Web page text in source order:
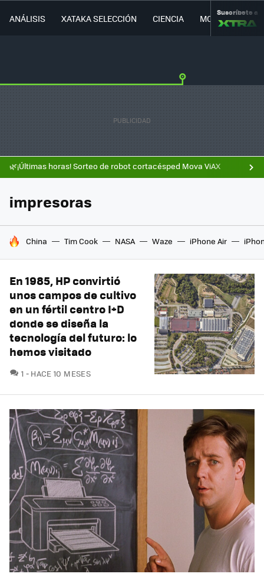
ANÁLISIS XATAKA SELECCIÓN CIENCIA MOVILIDAD
Suscríbete a
🌿¡Últimas horas! Sorteo de robot cortacésped Mova ViAX
impresoras
HOY SE HABLA DE
China Tim Cook NASA Waze iPhone Air
En 1985, HP convirtió
unos campos de cultivo
en un fértil centro I+D
donde se diseña la
tecnología del futuro: lo
hemos visitado
1 COMENTARIOS
HACE 10 MESES